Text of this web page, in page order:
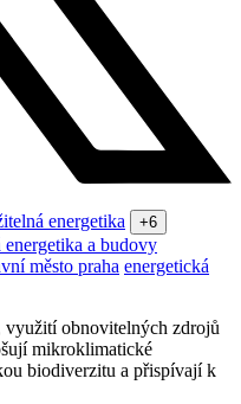
energetika +6
energetika a budovy
město praha energetická
využití obnovitelných zdrojů
mikroklimatické
biodiverzitu a přispívají k